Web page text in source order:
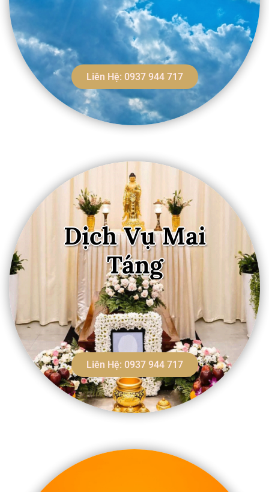
Liên Hệ: 0937 944 717
Dịch Vụ Mai
Táng
Liên Hệ: 0937 944 717